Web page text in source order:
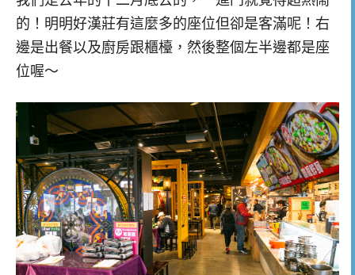
的！明明好漢莊有這麼多的座位但卻是客滿呢！右
邊是出餐以及廚房跟櫃檯，然後整個左半邊都是座
位喔～